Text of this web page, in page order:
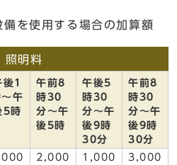
備を使用する場合の加算額
照明料
後1
～午
5時
午前8
時30
分～午
後5時
午後5
時30
分～午
後9時
30分
午前8
時30
分～午
後9時
30分
2,000
1,000
3,000